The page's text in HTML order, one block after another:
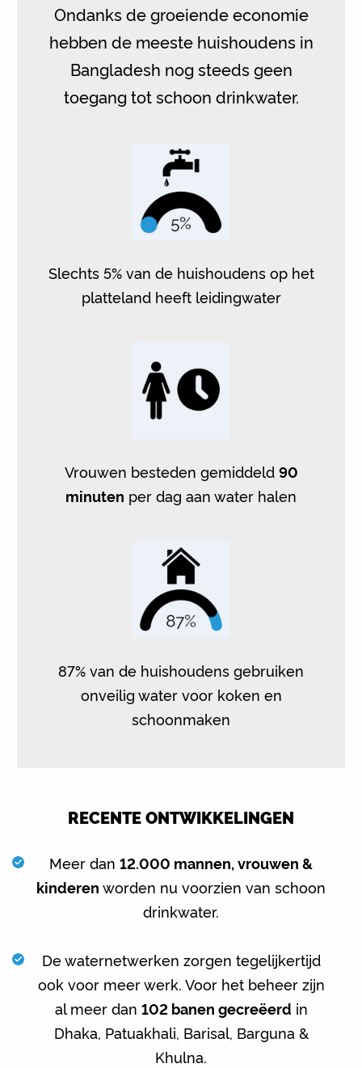
Ondanks de groeiende economie
hebben de meeste huishoudens in
Bangladesh nog steeds geen
toegang tot schoon drinkwater.
Slechts 5% van de huishoudens op het
platteland heeft leidingwater
Vrouwen besteden gemiddeld 90
minuten per dag aan water halen
87% van de huishoudens gebruiken
onveilig water voor koken en
schoonmaken
RECENTE ONTWIKKELINGEN
Meer dan 12.000 mannen, vrouwen &
kinderen worden nu voorzien van schoon
drinkwater.
De waternetwerken zorgen tegelijkertijd
ook voor meer werk. Voor het beheer zijn
al meer dan 102 banen gecreëerd in
Dhaka, Patuakhali, Barisal, Barguna &
Khulna.